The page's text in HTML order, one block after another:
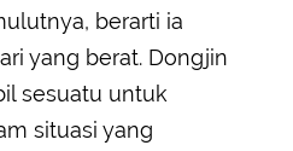
berarti ia
yang berat. Dongjin
sesuatu untuk
situasi yang